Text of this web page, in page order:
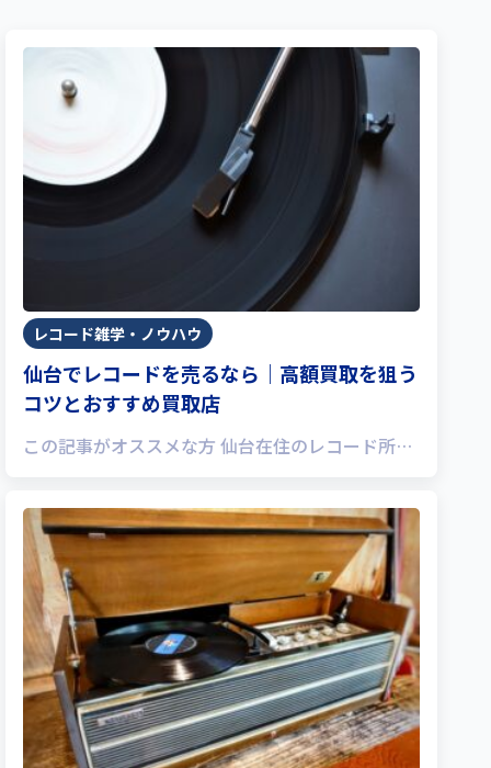
レコード雑学・ノウハウ
仙台でレコードを売るなら｜高額買取を狙う
コツとおすすめ買取店
この記事がオススメな方 仙台在住のレコード所…